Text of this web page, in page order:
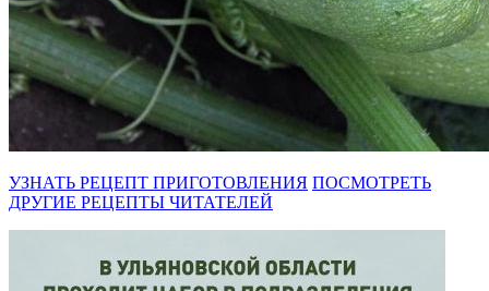
УЗНАТЬ РЕЦЕПТ ПРИГОТОВЛЕНИЯ ПОСМОТРЕТЬ
ДРУГИЕ РЕЦЕПТЫ ЧИТАТЕЛЕЙ